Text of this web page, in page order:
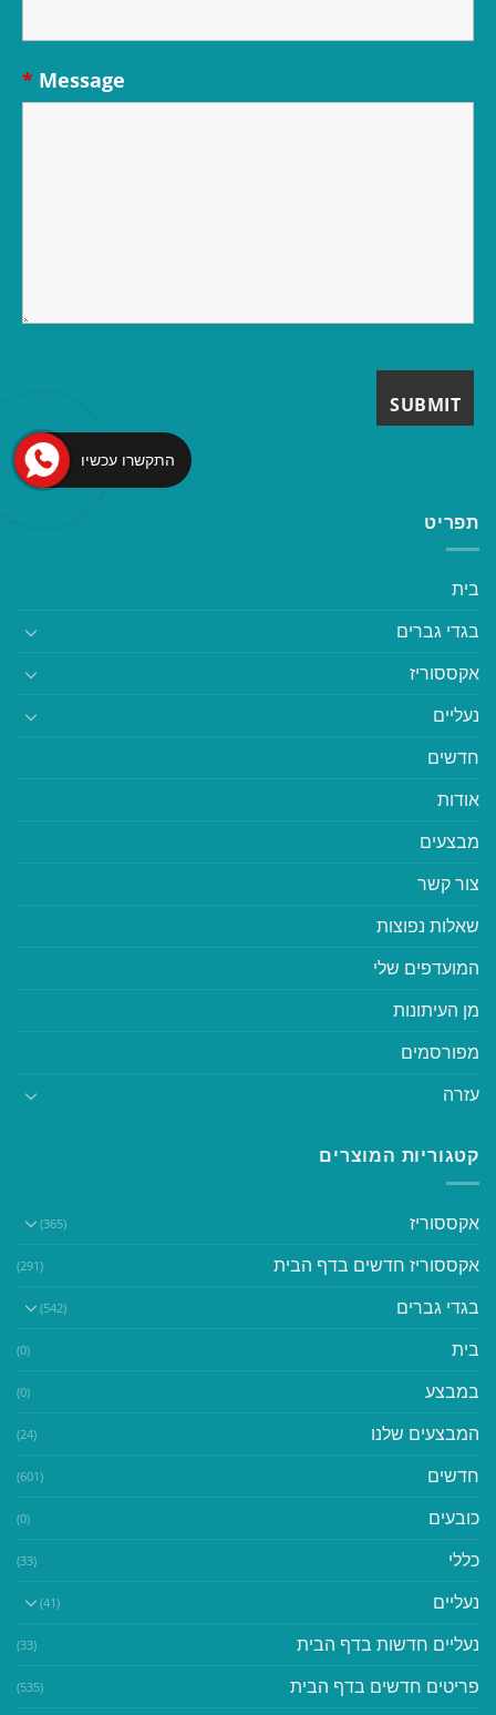
Message
*
תפריט
בית
בגדי גברים
אקססוריז
נעליים
חדשים
אודות
מבצעים
צור קשר
שאלות נפוצות
המועדפים שלי
מן העיתונות
מפורסמים
עזרה
קטגוריות המוצרים
אקססוריז (365)
אקססוריז חדשים בדף הבית (291)
בגדי גברים (542)
בית (0)
במבצע (0)
המבצעים שלנו (24)
חדשים (601)
כובעים (0)
כללי (33)
נעליים (41)
נעליים חדשות בדף הבית (33)
פריטים חדשים בדף הבית (535)
התקשרו עכשיו